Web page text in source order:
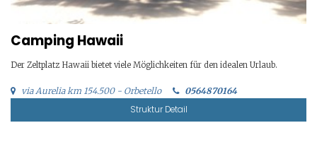
Camping Hawaii
Der Zeltplatz Hawaii bietet viele Möglichkeiten für den idealen Urlaub.
via Aurelia km 154.500 - Orbetello 0564870164
Struktur Detail